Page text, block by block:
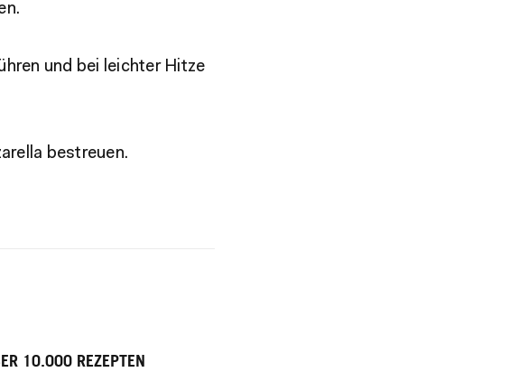
und bei leichter Hitze
bestreuen.
10.000 REZEPTEN